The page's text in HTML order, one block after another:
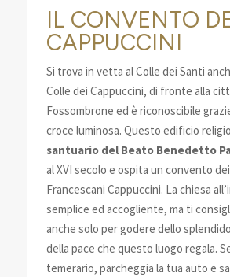
IL CONVENTO
CAPPUCCINI
Si trova in vetta al Colle dei Santi
Colle dei Cappuccini, di fronte alla
Fossombrone ed è riconoscibile
croce luminosa. Questo edificio
santuario del Beato Benedetto
al XVI secolo e ospita un convento
Francescani Cappuccini. La chiesa
semplice ed accogliente, ma ti
anche solo per godere dello
della pace che questo luogo regala.
temerario, parcheggia la tua auto e